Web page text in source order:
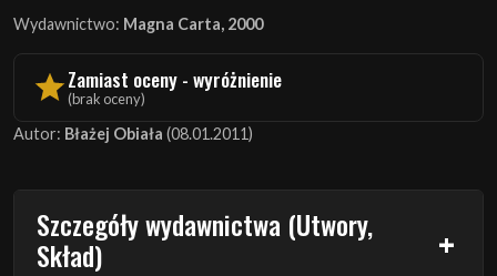
Wydawnictwo: Magna Carta, 2000
Zamiast oceny - wyróżnienie
(brak oceny)
Autor: Błażej Obiała (08.01.2011)
Szczegóły wydawnictwa (Utwory,
Skład)